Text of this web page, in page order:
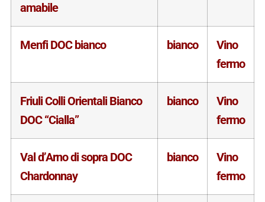
amabile
Menfi DOC bianco bianco
Vino
fermo
Friuli Colli Orientali Bianco
DOC “Cialla”
bianco
Vino
fermo
Val d’Arno di sopra DOC
Chardonnay
bianco
Vino
fermo